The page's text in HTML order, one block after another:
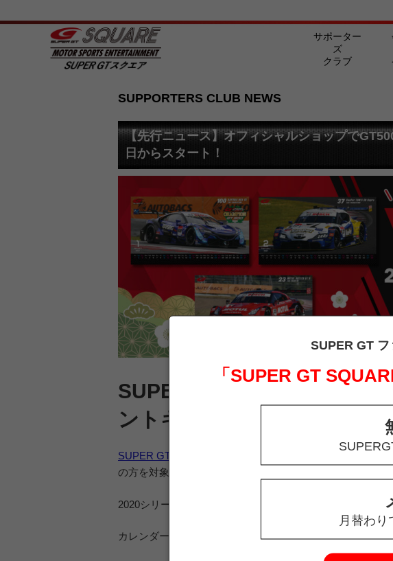
サポーター
ズ
クラブ
SUPPORTERS CLUB NEWS
【先行ニュース】オフィシャルショップで
日からスタート！
SUPER GTオフィシャルシ
ントキャンペーン 元日から
SUPER GTオフィシャルショップ
では、2021年1月1日（
の方を対象に、『SUPER GT GT500 2021オリジナル卓上
2020シリーズでアツい走りを見せた GT500全参戦マシン
カレンダーは 数量限定・先着順、無くなり次第終了となり
SUPER GT フ
「SUPER GT
月替わり